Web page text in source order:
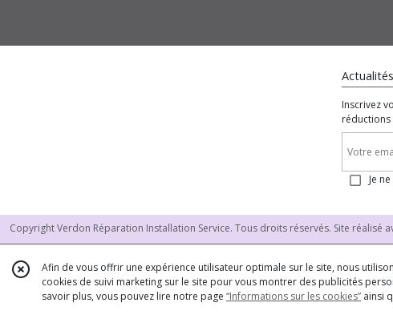
Actualités
Inscrivez
Je
Copyright Verdon Réparation Installation Service. Tous droits réservés. Site réalisé
Afin de vous offrir une expérience utilisateur optimale sur le site, nous
cookies de suivi marketing sur le site pour vous montrer des publicités
savoir plus, vous pouvez lire notre page “Informations sur les cookies” ainsi